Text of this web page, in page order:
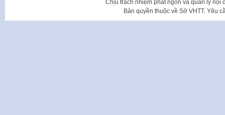
Chịu trách nhiệm phát ngôn và quản lý nội
Bản quyền thuộc về Sở VHTT. Yêu